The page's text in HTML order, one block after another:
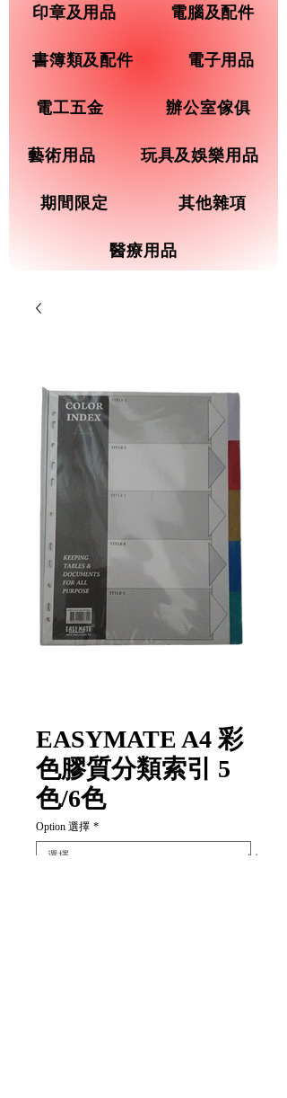
印章及用品 電腦及配件
書簿類及配件 電子用品
電工五金 辦公室傢俱
藝術用品 玩具及娛樂用品
期間限定 其他雜項
醫療用品
EASYMATE A4 彩
色膠質分類索引 5
色/6色
Option 選擇 *